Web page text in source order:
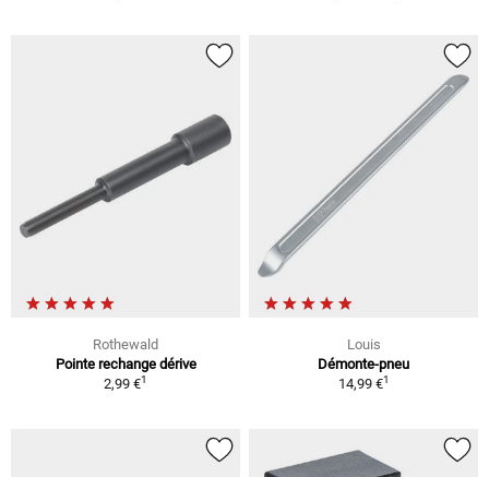
Rothewald
Pointe rechange dérive
2,99 €1
Louis
Démonte-pneu
14,99 €1